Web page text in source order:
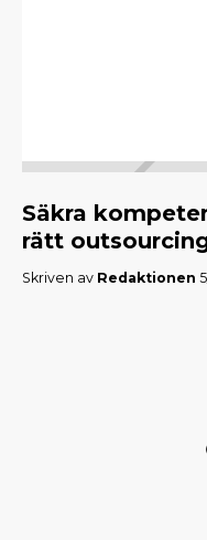
Säkra
rätt
Skriven av Redaktionen